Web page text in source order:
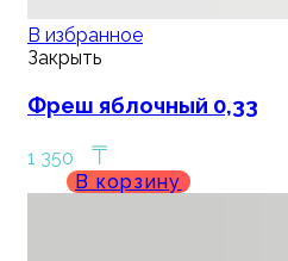
В избранное
Закрыть
Фреш яблочный 0,33
1 350 ₸
В корзину